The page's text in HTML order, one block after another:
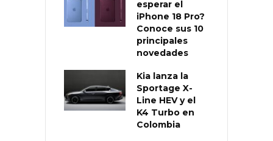
esperar el
iPhone 18 Pro?
Conoce sus 10
principales
novedades
Kia lanza la
Sportage X-
Line HEV y el
K4 Turbo en
Colombia